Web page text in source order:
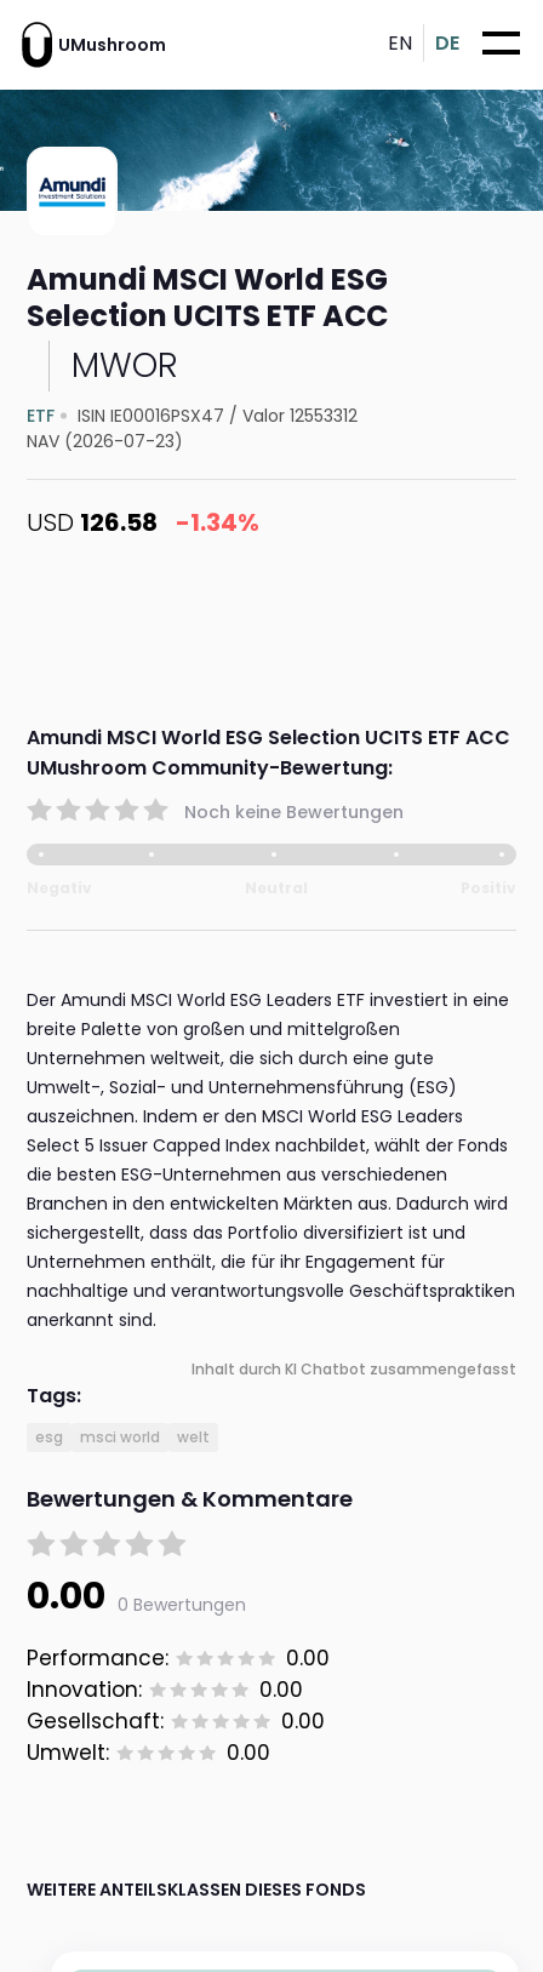
UMushroom EN DE
Amundi MSCI World ESG
Selection UCITS ETF ACC
MWOR
ETF ISIN IE00016PSX47 /Valor 12553312
NAV (2026-07-23)
USD 126.58 -1.34%
Amundi MSCI World ESG Selection UCITS ETF ACC
UMushroom Community-Bewertung:
Noch keine Bewertungen
Der Amundi MSCI World ESG Leaders ETF investiert in eine
breite Palette von großen und mittelgroßen
Unternehmen weltweit, die sich durch eine gute
Umwelt-, Sozial- und Unternehmensführung (ESG)
auszeichnen. Indem er den MSCI World ESG Leaders
Select 5 Issuer Capped Index nachbildet, wählt der Fonds
die besten ESG-Unternehmen aus verschiedenen
Branchen in den entwickelten Märkten aus. Dadurch wird
sichergestellt, dass das Portfolio diversifiziert ist und
Unternehmen enthält, die für ihr Engagement für
nachhaltige und verantwortungsvolle Geschäftspraktiken
anerkannt sind.
Inhalt durch KI Chatbot zusammengefasst
Tags:
esg msci world welt
Bewertungen & Kommentare
0.00 0 Bewertungen
Performance:
0.00
Innovation:
0.00
Gesellschaft:
0.00
Umwelt:
0.00
WEITERE ANTEILSKLASSEN DIESES FONDS